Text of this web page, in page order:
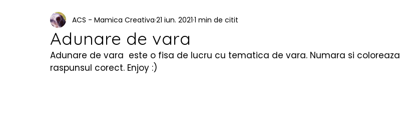
Limba română Matematică Istorie Fișe de lucru diverse
Cărți copii Poezii & povești Termeni utilizare Fizica Muzică Clasică
Adunare de vara
ACS - Mamica Creativa 21 iun. 2021 1 min de citit
Adunare de vara  este o fisa de lucru cu tematica de vara. Numara si coloreaza
raspunsul corect. Enjoy :)